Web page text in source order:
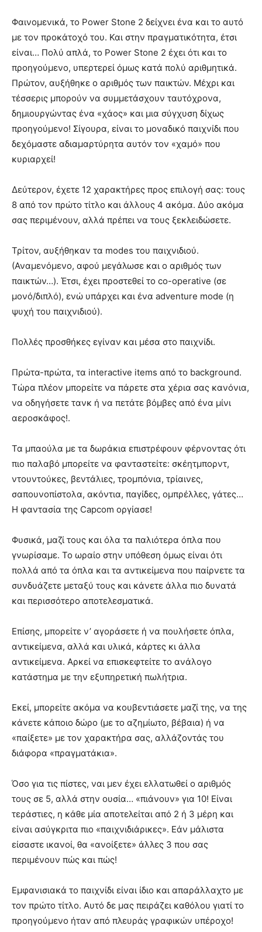
Φαινομενικά, το Power Stone 2 δείχνει ένα και το αυτό
με τον προκάτοχό του. Και στην πραγματικότητα, έτσι
είναι… Πολύ απλά, το Power Stone 2 έχει ότι και το
προηγούμενο, υπερτερεί όμως κατά πολύ αριθμητικά.
Πρώτον, αυξήθηκε ο αριθμός των παικτών. Μέχρι και
τέσσερις μπορούν να συμμετάσχουν ταυτόχρονα,
δημιουργώντας ένα «χάος» και μια σύγχυση δίχως
προηγούμενο! Σίγουρα, είναι το μοναδικό παιχνίδι που
δεχόμαστε αδιαμαρτύρητα αυτόν τον «χαμό» που
κυριαρχεί!
Δεύτερον, έχετε 12 χαρακτήρες προς επιλογή σας: τους
8 από τον πρώτο τίτλο και άλλους 4 ακόμα. Δύο ακόμα
σας περιμένουν, αλλά πρέπει να τους ξεκλειδώσετε.
Τρίτον, αυξήθηκαν τα modes του παιχνιδιού.
(Αναμενόμενο, αφού μεγάλωσε και ο αριθμός των
παικτών…). Έτσι, έχει προστεθεί το co-operative (σε
μονό/διπλό), ενώ υπάρχει και ένα adventure mode (η
ψυχή του παιχνιδιού).
Πολλές προσθήκες εγίναν και μέσα στο παιχνίδι.
Πρώτα-πρώτα, τα interactive items από το background.
Τώρα πλέον μπορείτε να πάρετε στα χέρια σας κανόνια,
να οδηγήσετε τανκ ή να πετάτε βόμβες από ένα μίνι
αεροσκάφος!.
Τα μπαούλα με τα δωράκια επιστρέφουν φέρνοντας ότι
πιο παλαβό μπορείτε να φανταστείτε: σκέητμπορντ,
ντουντούκες, βεντάλιες, τρομπόνια, τρίαινες,
σαπουνοπίστολα, ακόντια, παγίδες, ομπρέλλες, γάτες…
Η φαντασία της Capcom οργίασε!
Φυσικά, μαζί τους και όλα τα παλιότερα όπλα που
γνωρίσαμε. Το ωραίο στην υπόθεση όμως είναι ότι
πολλά από τα όπλα και τα αντικείμενα που παίρνετε τα
συνδυάζετε μεταξύ τους και κάνετε άλλα πιο δυνατά
και περισσότερο αποτελεσματικά.
Επίσης, μπορείτε ν’ αγοράσετε ή να πουλήσετε όπλα,
αντικείμενα, αλλά και υλικά, κάρτες κι άλλα
αντικείμενα. Αρκεί να επισκεφτείτε το ανάλογο
κατάστημα με την εξυπηρετική πωλήτρια.
Εκεί, μπορείτε ακόμα να κουβεντιάσετε μαζί της, να της
κάνετε κάποιο δώρο (με το αζημίωτο, βέβαια) ή να
«παίξετε» με τον χαρακτήρα σας, αλλάζοντάς του
διάφορα «πραγματάκια».
Όσο για τις πίστες, ναι μεν έχει ελλατωθεί ο αριθμός
τους σε 5, αλλά στην ουσία… «πιάνουν» για 10! Είναι
τεράστιες, η κάθε μία αποτελείται από 2 ή 3 μέρη και
είναι ασύγκριτα πιο «παιχνιδιάρικες». Εάν μάλιστα
είσαστε ικανοί, θα «ανοίξετε» άλλες 3 που σας
περιμένουν πώς και πώς!
Εμφανισιακά το παιχνίδι είναι ίδιο και απαράλλαχτο με
τον πρώτο τίτλο. Αυτό δε μας πειράζει καθόλου γιατί το
προηγούμενο ήταν από πλευράς γραφικών υπέροχο!